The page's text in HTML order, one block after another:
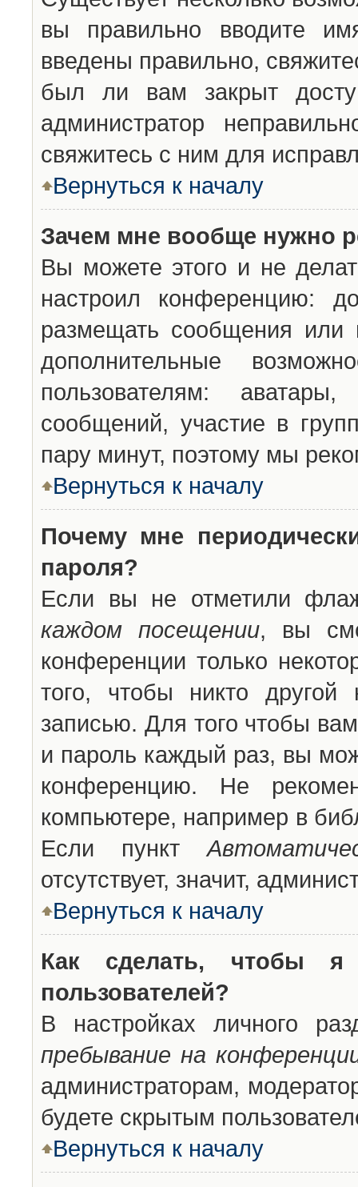
вы правильно вводите
введены правильно,
был ли вам закрыт
администратор
свяжитесь с ним для
Вернуться к началу
Зачем мне вообще нужно
Вы можете этого и не
настроил конференцию:
размещать сообщения или
дополнительные
пользователям:
сообщений, участие в
пару минут, поэтому мы
Вернуться к началу
Почему мне
пароля?
Если вы не отметили
каждом посещении, вы
конференции только
того, чтобы никто другой
записью. Для того чтобы
и пароль каждый раз, вы
конференцию. Не
компьютере, например в
Если пункт
отсутствует, значит,
Вернуться к началу
Как сделать, чтобы
пользователей?
В настройках личного
пребывание на
администраторам,
будете скрытым
Вернуться к началу